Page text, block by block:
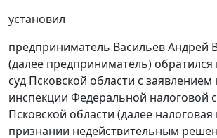
установил
предприниматель Васильев Андрей
(далее предприниматель)
суд Псковской области с
инспекции Федеральной налоговой
Псковской области (далее
признании недействительным